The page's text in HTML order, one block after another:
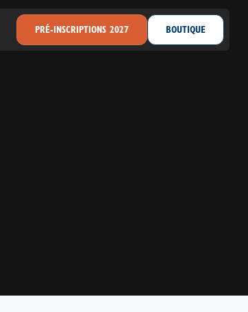
PRÉ-INSCRIPTIONS 2027 BOUTIQUE